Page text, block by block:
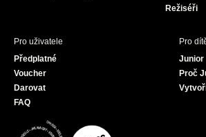
Režiséři
Pro uživatele
Předplatné
Voucher
Darovat
FAQ
Pro
Junior
Proč